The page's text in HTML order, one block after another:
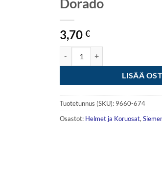
3,70 €
LISÄÄ
Tuotetunnus (SKU): 9660-674
Osastot: Helmet ja Koruosat,